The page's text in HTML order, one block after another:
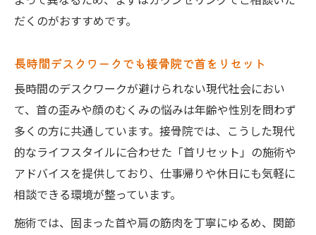
だくのがおすすめです。
長時間デスクワークでも接骨院で首をリセット
長時間のデスクワークが避けられない現代社会におい
て、首の歪みや顔のむくみの悩みは年齢や性別を問わず
多くの方に共通しています。接骨院では、こうした現代
的なライフスタイルに合わせた「首リセット」の施術や
アドバイスを提供しており、仕事帰りや休日にも気軽に
相談できる環境が整っています。
施術では、固まった首や肩の筋肉を丁寧にゆるめ、関節